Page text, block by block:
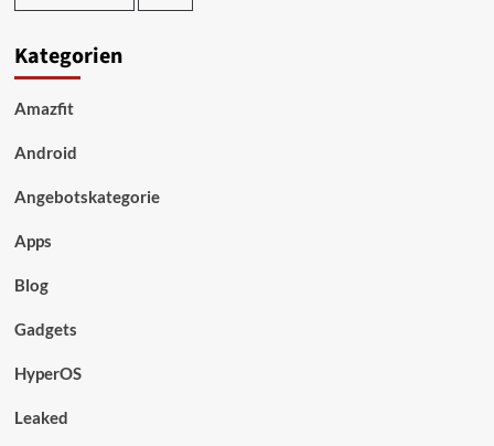
Kategorien
Amazfit
Android
Angebotskategorie
Apps
Blog
Gadgets
HyperOS
Leaked